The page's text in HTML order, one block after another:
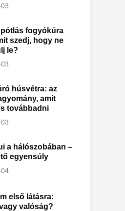
fogyókúra
szedj, hogy ne
le?
húsvétra: az
amit
továbbadni
a hálószobában –
egyensúly
első látásra:
valóság?